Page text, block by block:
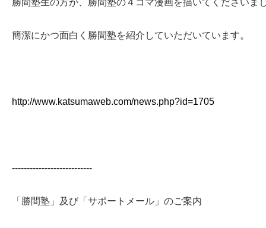
簡潔にかつ面白く勝間塾を紹介していただいています。
http://www.katsumaweb.com/news.php?id=1705
---------------------------
「勝間塾」及び「サポートメール」のご案内